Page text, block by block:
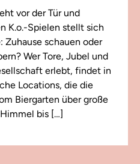
vor der Tür und
K.o.-Spielen stellt sich
Zuhause schauen oder
Wer Tore, Jubel und
erlebt, findet in
Locations, die die
Biergarten über große
bis […]